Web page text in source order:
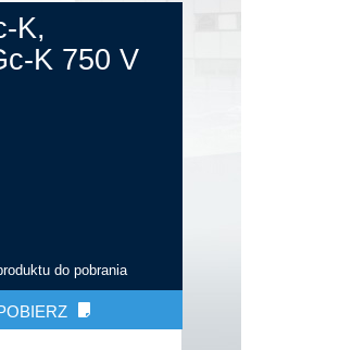
K,
K 750 V
do pobrania